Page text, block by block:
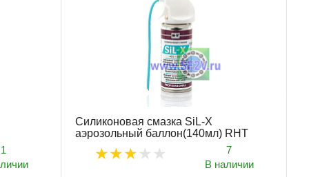
1
Силиконовая смазка SiL-X
аэрозольный баллон(140мл) RHT
7
В наличии